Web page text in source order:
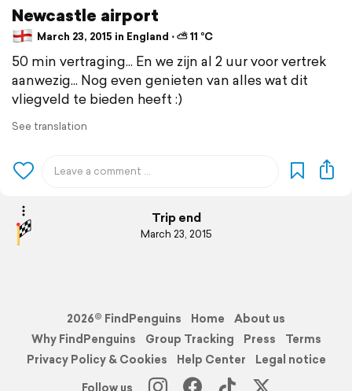
Newcastle airport
March 23, 2015 in England ⋅ ⛅ 11 °C
50 min vertraging... En we zijn al 2 uur voor vertrek
aanwezig... Nog even genieten van alles wat dit
vliegveld te bieden heeft :)
See translation
Trip end
March 23, 2015
2026© FindPenguins Home
About us
Why FindPenguins
Group Tracking Press
Terms
Privacy Policy & Cookies
Help Center
Legal notice